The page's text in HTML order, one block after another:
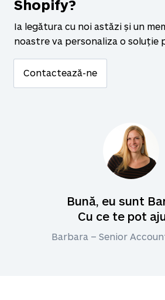
opri, iar erorile vor fi detaliate în
o pagină de fișier CSV.
• Vei primi un e-mail de
Shopify?
Ia legătura cu noi astăzi și un
noastre va personaliza o soluție
Contactează-ne
Bună, eu sunt
Cu ce te pot
Barbara – Senior